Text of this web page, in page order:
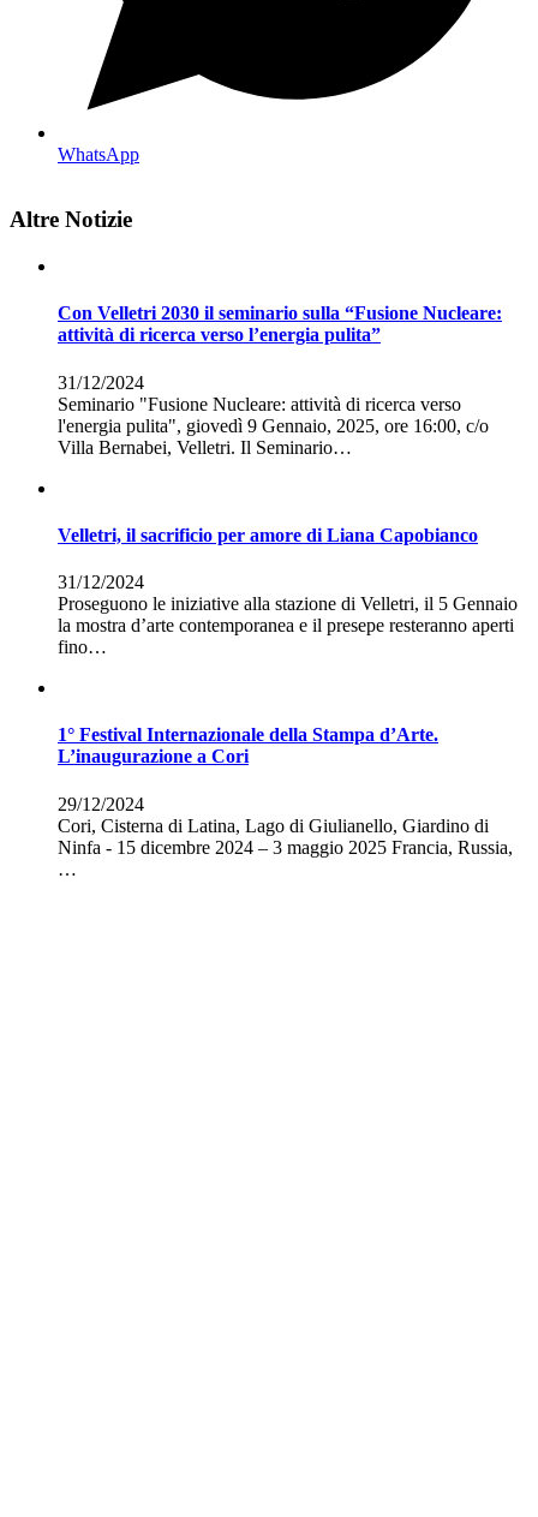
Altre Notizie
Con Velletri 2030 il seminario sulla “Fusione Nucleare:
attività di ricerca verso l’energia pulita”
31/12/2024
Seminario "Fusione Nucleare: attività di ricerca verso
l'energia pulita", giovedì 9 Gennaio, 2025, ore 16:00, c/o
Villa Bernabei, Velletri. Il Seminario…
Velletri, il sacrificio per amore di Liana Capobianco
31/12/2024
Proseguono le iniziative alla stazione di Velletri, il 5 Gennaio
la mostra d’arte contemporanea e il presepe resteranno aperti
fino…
1° Festival Internazionale della Stampa d’Arte.
L’inaugurazione a Cori
29/12/2024
Cori, Cisterna di Latina, Lago di Giulianello, Giardino di
Ninfa - 15 dicembre 2024 – 3 maggio 2025 Francia, Russia,
…
WhatsApp